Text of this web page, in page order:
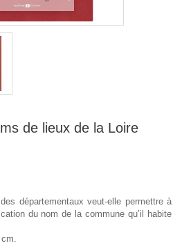
de lieux de la Loire
départementaux veut-elle permettre à
du nom de la commune qu’il habite